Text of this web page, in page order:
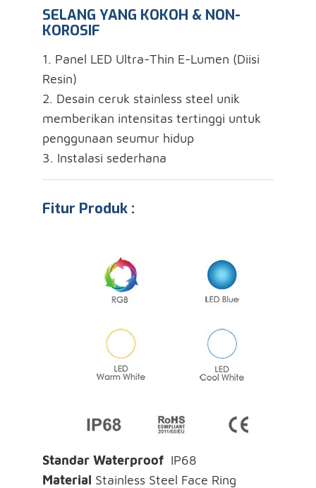
SELANG YANG KOKOH & NON-
KOROSIF
1. Panel LED Ultra-Thin E-Lumen (Diisi
Resin)
2. Desain ceruk stainless steel unik
memberikan intensitas tertinggi untuk
penggunaan seumur hidup
3. Instalasi sederhana
Fitur Produk :
Standar Waterproof IP68
Material Stainless Steel Face Ring